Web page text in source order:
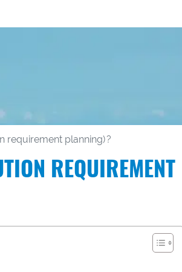
requirement planning) ?
REQUIREMENT